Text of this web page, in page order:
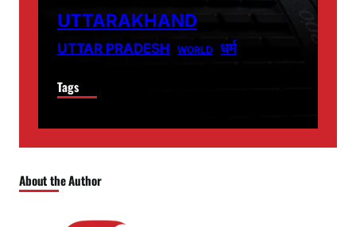
UTTARAKHAND
UTTAR PRADESH WORLD धर्म
Tags
About the Author